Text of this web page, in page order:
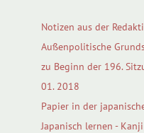
Notizen aus der
Außenpolitische
zu Beginn der 196.
01. 2018
Papier in der
Japanisch lernen -